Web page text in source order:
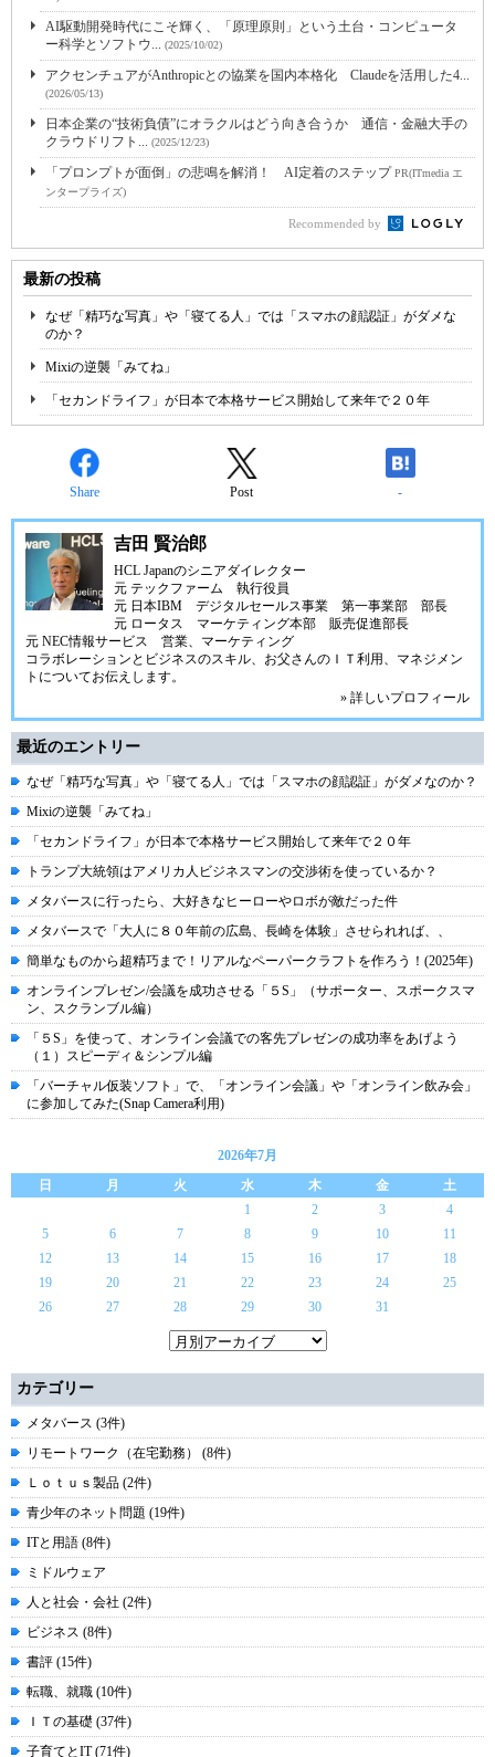
AI駆動開発時代にこそ輝く、「原理原則」という土台・コンピュータ
ー科学とソフトウ... (2025/10/02)
アクセンチュアがAnthropicとの協業を国内本格化 Claudeを活用した4...
(2026/05/13)
日本企業の“技術負債”にオラクルはどう向き合うか 通信・金融大手の
クラウドリフト... (2025/12/23)
「プロンプトが面倒」の悲鳴を解消！ AI定着のステップPR(ITmedia エ
ンタープライズ)
Recommended by
最新の投稿
なぜ「精巧な写真」や「寝てる人」では「スマホの顔認証」がダメな
のか？
Mixiの逆襲「みてね」
「セカンドライフ」が日本で本格サービス開始して来年で２０年
Share Post -
吉田 賢治郎
HCL Japanのシニアダイレクター
元 テックファーム 執行役員
元 日本IBM デジタルセールス事業 第一事業部 部長
元 ロータス マーケティング本部 販売促進部長
元 NEC情報サービス 営業、マーケティング
コラボレーションとビジネスのスキル、お父さんのＩＴ利用、マネジメン
トについてお伝えします。
» 詳しいプロフィール
最近のエントリー
なぜ「精巧な写真」や「寝てる人」では「スマホの顔認証」がダメなのか？
Mixiの逆襲「みてね」
「セカンドライフ」が日本で本格サービス開始して来年で２０年
トランプ大統領はアメリカ人ビジネスマンの交渉術を使っているか？
メタバースに行ったら、大好きなヒーローやロボが敵だった件
メタバースで「大人に８０年前の広島、長崎を体験」させられれば、、
簡単なものから超精巧まで！リアルなペーパークラフトを作ろう！(2025年)
オンラインプレゼン/会議を成功させる「５S」（サポーター、スポークスマ
ン、スクランブル編）
「５S」を使って、オンライン会議での客先プレゼンの成功率をあげよう
（１）スピーディ＆シンプル編
「バーチャル仮装ソフト」で、「オンライン会議」や「オンライン飲み会」
に参加してみた(Snap Camera利用)
2026年7月
日
月 火 水 木 金
土
1
2 3
4
5
6 7 8 9 10
11
12
13 14 15 16 17
18
19
20 21 22 23 24
25
26
27 28 29 30 31
カテゴリー
メタバース (3件)
リモートワーク（在宅勤務） (8件)
Ｌｏｔｕｓ製品 (2件)
青少年のネット問題 (19件)
ITと用語 (8件)
ミドルウェア
人と社会・会社 (2件)
ビジネス (8件)
書評 (15件)
転職、就職 (10件)
ＩＴの基礎 (37件)
子育てとIT (71件)